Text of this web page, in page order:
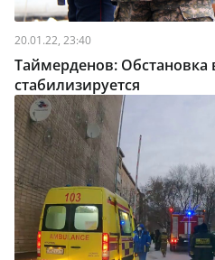
20.01.22, 23:40
Таймерденов: Обстановка
стабилизируется